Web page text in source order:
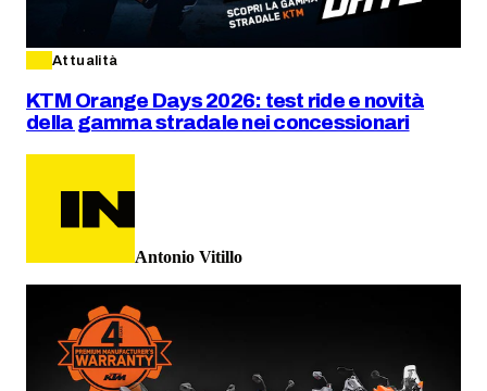
Attualità
KTM Orange Days 2026: test ride e novità
della gamma stradale nei concessionari
Antonio Vitillo